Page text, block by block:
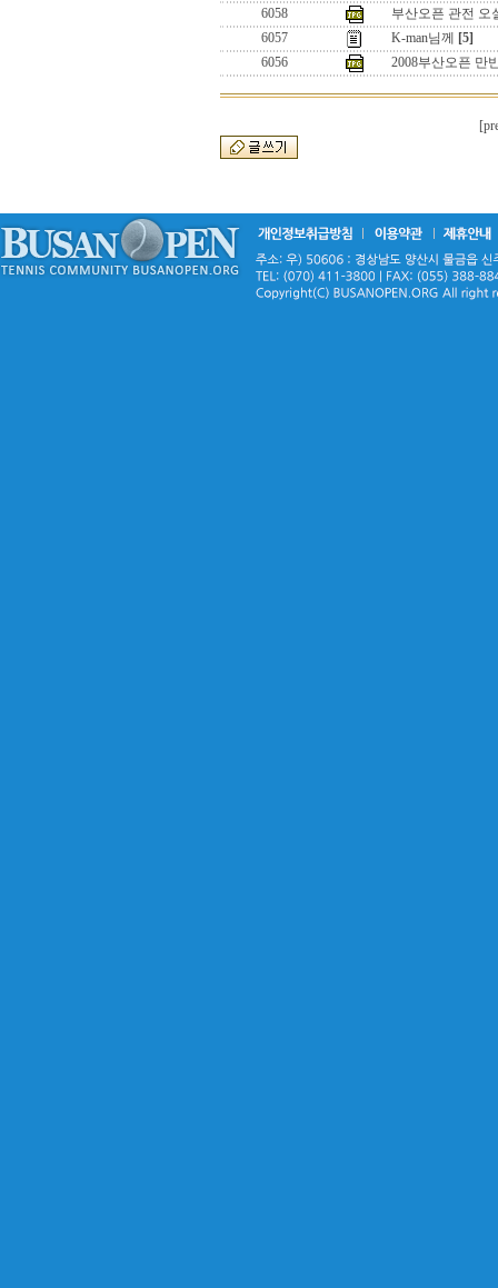
6058
부산오픈 관전 오
6057
K-man님께
[5]
6056
2008부산오픈 만